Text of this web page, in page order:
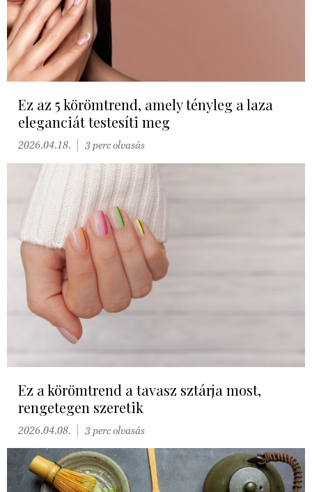
Ez az 5 körömtrend, amely tényleg a laza
eleganciát testesíti meg
2026.04.18. 3 perc olvasás
Ez a körömtrend a tavasz sztárja most,
rengetegen szeretik
2026.04.08. 3 perc olvasás